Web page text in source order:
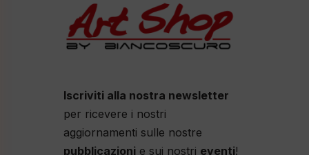
Iscriviti alla nostra newsletter
per ricevere i nostri
aggiornamenti sulle nostre
pubblicazionie sui nostri eventi!